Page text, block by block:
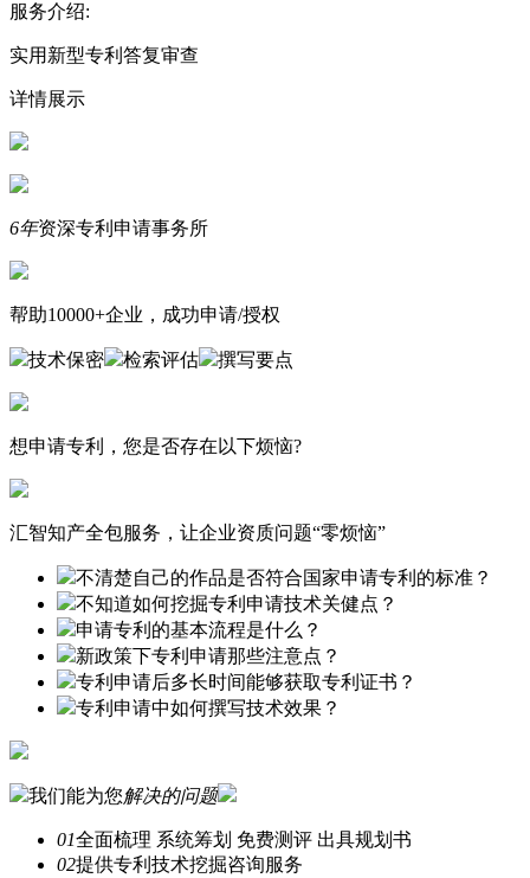
服务介绍:
实用新型专利答复审查
详情展示
6年资深专利申请事务所
帮助10000+企业，成功申请/授权
技术保密 检索评估 撰写要点
想申请专利，您是否存在以下烦恼?
汇智知产全包服务，让企业资质问题“零烦恼”
不清楚自己的作品是否符合国家申请专利的标准？
不知道如何挖掘专利申请技术关健点？
申请专利的基本流程是什么？
新政策下专利申请那些注意点？
专利申请后多长时间能够获取专利证书？
专利申请中如何撰写技术效果？
我们能为您解决的问题
01全面梳理 系统筹划 免费测评 出具规划书
02提供专利技术挖掘咨询服务